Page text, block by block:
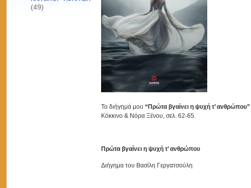
(49)
Το διήγημά μου “Πρώτα βγαίνει η ψυχή τ’ ανθρώπου”
Κόκκινο & Νόρα Ξένου, σελ. 62-65.
Πρώτα βγαίνει η ψυχή τ’ ανθρώπου
Διήγημα του Βασίλη Γεργατσούλη